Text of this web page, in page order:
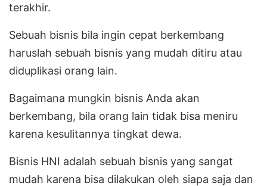
terakhir.
Sebuah bisnis bila ingin cepat berkembang
haruslah sebuah bisnis yang mudah ditiru atau
diduplikasi orang lain.
Bagaimana mungkin bisnis Anda akan
berkembang, bila orang lain tidak bisa meniru
karena kesulitannya tingkat dewa.
Bisnis HNI adalah sebuah bisnis yang sangat
mudah karena bisa dilakukan oleh siapa saja dan